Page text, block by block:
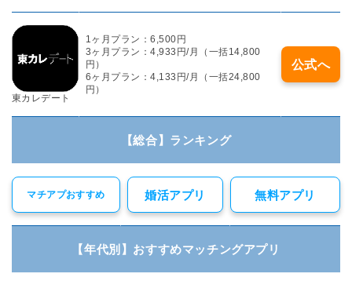
東カレデート
1ヶ月プラン：6,500円
3ヶ月プラン：4,933円/月（一括14,800
円）
6ヶ月プラン：4,133円/月（一括24,800
円）
公式へ
【総合】ランキング
マチアプおすすめ 婚活アプリ 無料アプリ
【年代別】おすすめマッチングアプリ